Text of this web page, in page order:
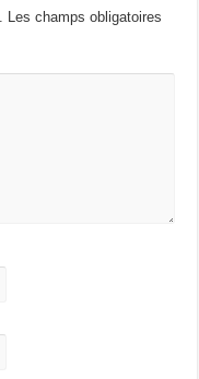
Les champs obligatoires